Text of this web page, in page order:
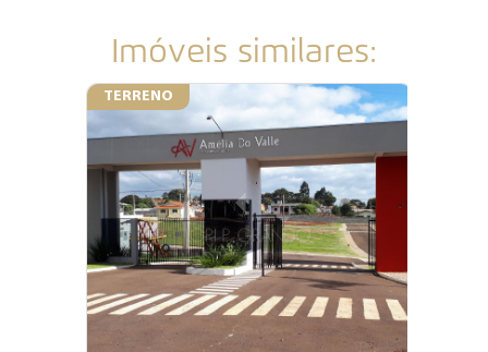
Imóveis similares:
TERRENO